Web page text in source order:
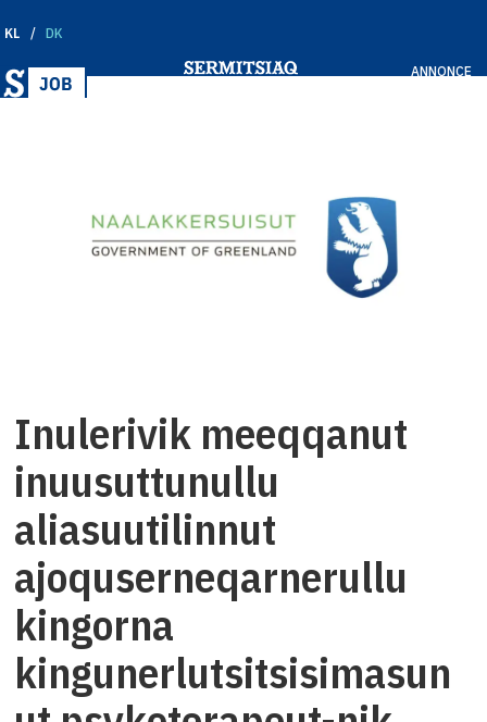
KL DK
ANNONCE
Inulerivik meeqqanut
inuusuttunullu
aliasuutilinnut
ajoquserneqarnerullu
kingorna
kingunerlutsitsisimasun